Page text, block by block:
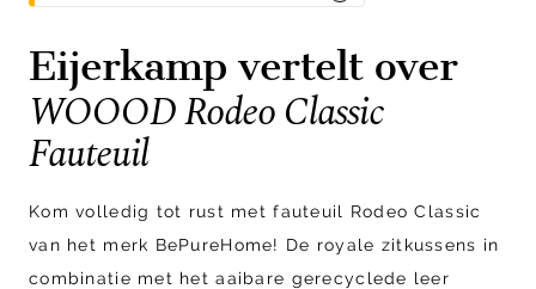
Eijerkamp vertelt over
WOOOD Rodeo Classic
Fauteuil
Kom volledig tot rust met fauteuil Rodeo Classic
van het merk BePureHome! De royale zitkussens in
combinatie met het aaibare gerecyclede leer